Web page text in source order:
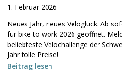
1. Februar 2026
Neues Jahr, neues Veloglück. Ab
für bike to work 2026 geöffnet.
beliebteste Velochallenge der
Jahr tolle Preise!
Beitrag lesen